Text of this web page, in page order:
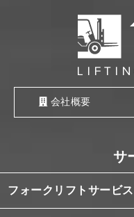
会社概要
フォークリフトサービス